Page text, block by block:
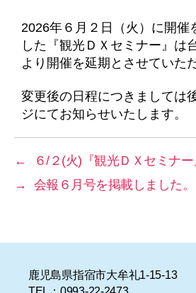
2026年６月２日（火）に開催
した『観光ＤＸセミナー』は
より開催を延期とさせていた
変更後の日程につきましては
ジにてお知らせいたします。
←
６/２(火)『観光ＤＸセミナー
→
会報６月号を掲載しました。
鹿児島県指宿市大牟礼1-15-13